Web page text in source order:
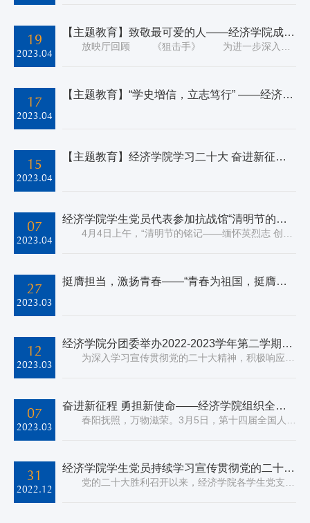
19
2023.04
【主题教育】致敬最可爱的人——经济学院成功举办“红色放映厅”第一期
17
2023.04
【主题教育】“学史增信，立志笃行” ——经济学院举办“摆渡人”：经济学院的“前世今生”研究生新生入学教育
15
2023.04
【主题教育】经济学院学习二十大 奋进新征程｜马晨做客成长课堂讲解北京中轴线与中轴线申遗保护
07
2023.04
经济学院学生党员代表参加抗战馆“清明节的铭记”主题教育系列活动启动仪式
27
2023.03
挺膺担当，激扬青春——“青春为祖国，挺膺共担当”主题思政大课
12
2023.03
经济学院分团委举办2022-2023学年第二学期团支部书记、委员专题培训会
07
2023.03
奋进新征程 勇担新使命——经济学院组织全体学生收听收看十四届全国人大一次会议开幕会
31
2022.12
经济学院学生党员持续学习宣传贯彻党的二十大精神